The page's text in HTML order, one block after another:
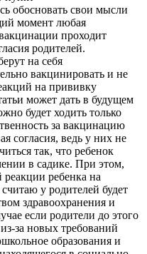
обосновать свои мысли
момент любая
проходит
родителей.
на себя
вакцинировать и не
на прививку
может дать в будущем
будет ходить только
за вакцинацию
согласия, ведь у них не
так, что ребенок
в садике. При этом,
реакции ребенка на
у родителей будет
здравоохранения и
если родители до этого
за новых требований
образования и